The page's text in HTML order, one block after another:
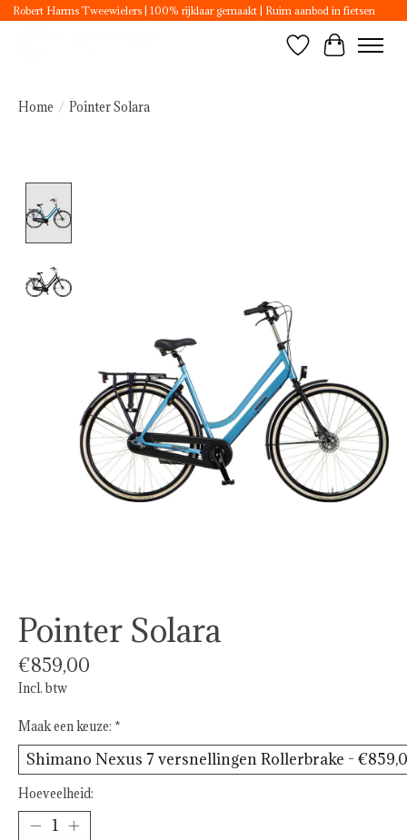
Robert Harms Tweewielers | 100% rijklaar gemaakt | Ruim aanbod in fietsen
Verlanglijst
Home / Pointer Solara
Pointer Solara
€859,00
Incl. btw
Maak een keuze: *
Hoeveelheid: